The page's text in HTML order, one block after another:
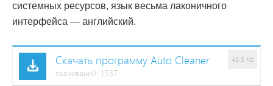
системных ресурсов, язык весьма лаконичного
интерфейса — английский.
Скачать программу Auto Cleaner
cкачиваний: 1537
43,5 Kb